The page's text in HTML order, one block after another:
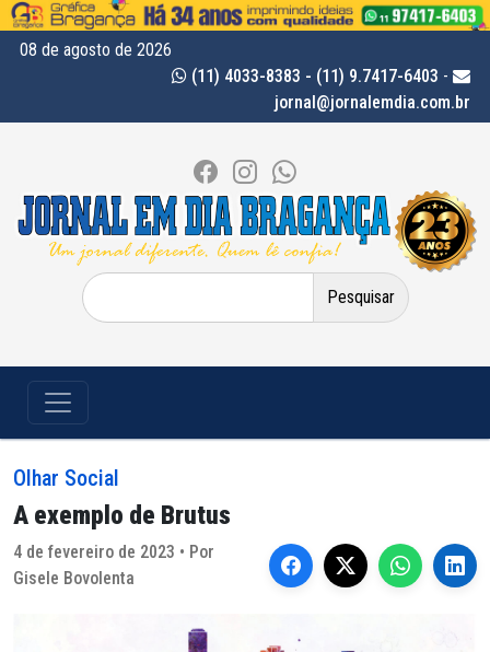
08 de agosto de 2026
(11) 4033-8383 - (11) 9.7417-6403 -
jornal@jornalemdia.com.br
Pesquisar
por:
Olhar Social
A exemplo de Brutus
4 de fevereiro de 2023 • Por
Gisele Bovolenta